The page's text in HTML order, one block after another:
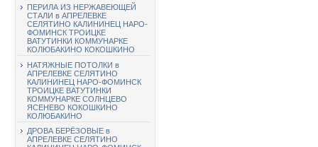
ПЕРИЛА ИЗ НЕРЖАВЕЮЩЕЙ
СТАЛИ в АПРЕЛЕВКЕ
СЕЛЯТИНО КАЛИНИНЕЦ НАРО-
ФОМИНСК ТРОИЦКЕ
ВАТУТИНКИ КОММУНАРКЕ
КОЛЮБАКИНО КОКОШКИНО
НАТЯЖНЫЕ ПОТОЛКИ в
АПРЕЛЕВКЕ СЕЛЯТИНО
КАЛИНИНЕЦ НАРО-ФОМИНСК
ТРОИЦКЕ ВАТУТИНКИ
КОММУНАРКЕ СОЛНЦЕВО
ЯСЕНЕВО КОКОШКИНО
КОЛЮБАКИНО
ДРОВА БЕРЁЗОВЫЕ в
АПРЕЛЕВКЕ СЕЛЯТИНО